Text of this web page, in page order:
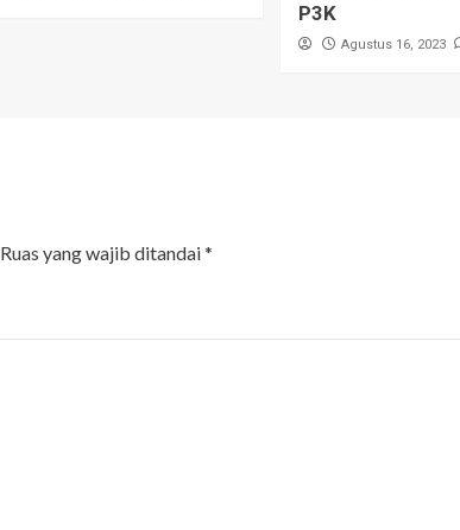
P3K
Agustus 16, 2023
Ruas yang wajib ditandai*